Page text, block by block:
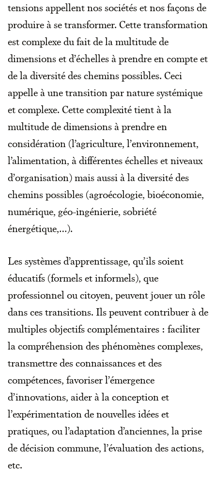
tensions appellent nos sociétés et nos façons de
produire à se transformer. Cette transformation
est complexe du fait de la multitude de
dimensions et d’échelles à prendre en compte et
de la diversité des chemins possibles. Ceci
appelle à une transition par nature systémique
et complexe. Cette complexité tient à la
multitude de dimensions à prendre en
considération (l’agriculture, l’environnement,
l’alimentation, à différentes échelles et niveaux
d’organisation) mais aussi à la diversité des
chemins possibles (agroécologie, bioéconomie,
numérique, géo-ingénierie, sobriété
énergétique,…).
Les systèmes d’apprentissage, qu’ils soient
éducatifs (formels et informels), que
professionnel ou citoyen, peuvent jouer un rôle
dans ces transitions. Ils peuvent contribuer à de
multiples objectifs complémentaires : faciliter
la compréhension des phénomènes complexes,
transmettre des connaissances et des
compétences, favoriser l’émergence
d’innovations, aider à la conception et
l’expérimentation de nouvelles idées et
pratiques, ou l’adaptation d’anciennes, la prise
de décision commune, l’évaluation des actions,
etc.